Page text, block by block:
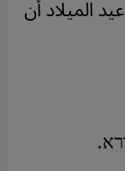
الميلاد أن